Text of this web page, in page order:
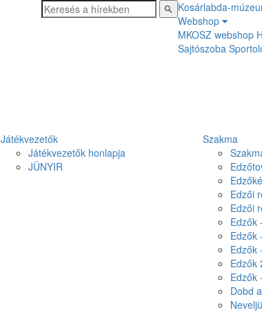
Kosárlabda-
Webshop
MKOSZ webshop
Sajtószoba
Játékvezetők
Játékvezetők honlapja
JÜNYIR
Szakma
Edzői
Edzői
Edzők
Edzők
Edzők
Edzők
Edzők
Dobd